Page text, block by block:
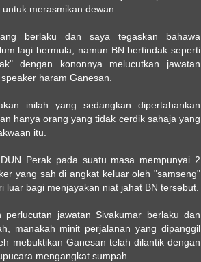
merasmikan dewan.
berlaku dan saya tegaskan bahawa
lagi bermula, namun BN bertindak seperti
dengan kononnya melucutkan jawatan
haram Ganesan.
inilah yang sedangkan dipertahankan
hanya orang yang tidak cerdik sahaja yang
itu.
Perak pada suatu masa mempunyai 2
yang sah di angkat keluar oleh "samseng"
luar bagi menjayakan niat jahat BN tersebut.
perlucutan jawatan Sivakumar berlaku dan
manakah minit perjalanan yang dipanggil
mebuktikan Ganesan telah dilantik dengan
mengangkat sumpah.